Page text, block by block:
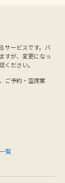
サービスです。バ
すが、変更になっ
ださい。
ご予約・空席案
覧